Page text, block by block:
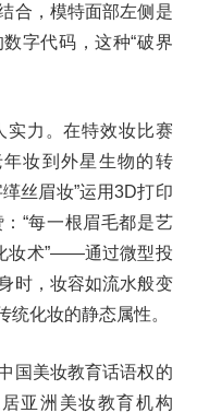
合，模特面部左侧是
字代码，这种“破界
实力。在特效妆比赛
妆到外星生物的转
丝眉妆”运用3D打印
“每一根眉毛都是艺
妆术”——通过微型投
时，妆容如流水般变
统化妆的静态属性。
国美妆教育话语权的
亚洲美妆教育机构